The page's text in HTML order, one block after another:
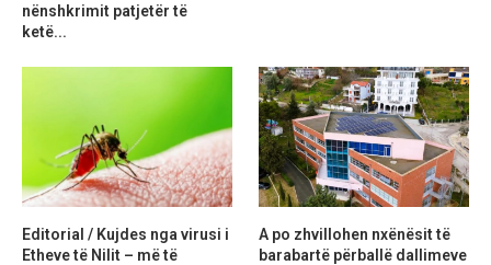
nënshkrimit patjetër të
ketë...
Editorial / Kujdes nga virusi i
Etheve të Nilit – më të
A po zhvillohen nxënësit të
barabartë përballë dallimeve